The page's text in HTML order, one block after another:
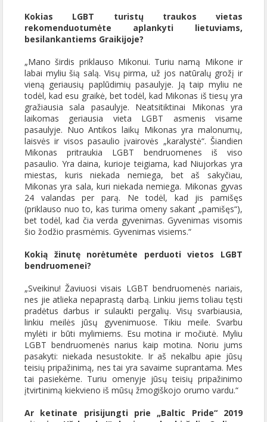
Kokias LGBT turistų traukos vietas
rekomenduotumėte aplankyti lietuviams,
besilankantiems Graikijoje?
„Mano širdis priklauso Mikonui. Turiu namą Mikone ir
labai myliu šią salą. Visų pirma, už jos natūralų grožį ir
vieną geriausių paplūdimių pasaulyje. Ją taip myliu ne
todėl, kad esu graikė, bet todėl, kad Mikonas iš tiesų yra
gražiausia sala pasaulyje. Neatsitiktinai Mikonas yra
laikomas geriausia vieta LGBT asmenis visame
pasaulyje. Nuo Antikos laikų Mikonas yra malonumų,
laisvės ir visos pasaulio įvairovės „karalystė“. Šiandien
Mikonas pritraukia LGBT bendruomenes iš viso
pasaulio. Yra daina, kurioje teigiama, kad Niujorkas yra
miestas, kuris niekada nemiega, bet aš sakyčiau,
Mikonas yra sala, kuri niekada nemiega. Mikonas gyvas
24 valandas per parą. Ne todėl, kad jis pamišęs
(priklauso nuo to, kas turima omeny sakant „pamišęs“),
bet todėl, kad čia verda gyvenimas. Gyvenimas visomis
šio žodžio prasmėmis. Gyvenimas visiems.“
Kokią žinutę norėtumėte perduoti vietos LGBT
bendruomenei?
„Sveikinu! Žaviuosi visais LGBT bendruomenės nariais,
nes jie atlieka nepaprastą darbą. Linkiu jiems toliau tęsti
pradėtus darbus ir sulaukti pergalių. Visų svarbiausia,
linkiu meilės jūsų gyvenimuose. Tikiu meile. Svarbu
mylėti ir būti mylimiems. Esu motina ir močiutė. Myliu
LGBT bendruomenės narius kaip motina. Noriu jums
pasakyti: niekada nesustokite. Ir aš nekalbu apie jūsų
teisių pripažinimą, nes tai yra savaime suprantama. Mes
tai pasiekėme. Turiu omenyje jūsų teisių pripažinimo
įtvirtinimą kiekvieno iš mūsų žmogiškojo orumo vardu.“
Ar ketinate prisijungti prie „Baltic Pride“ 2019